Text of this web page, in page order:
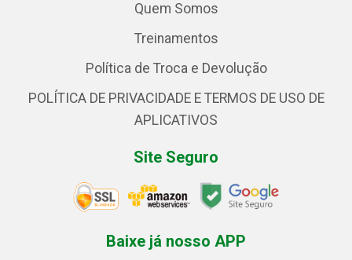
Quem Somos
Treinamentos
Política de Troca e Devolução
POLÍTICA DE PRIVACIDADE E TERMOS DE USO DE
APLICATIVOS
Site Seguro
Baixe já nosso APP